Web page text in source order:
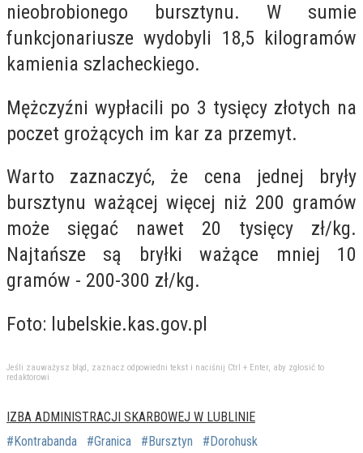
nieobrobionego bursztynu. W sumie
funkcjonariusze wydobyli 18,5 kilogramów
kamienia szlacheckiego.
Mężczyźni wypłacili po 3 tysięcy złotych na
poczet grożących im kar za przemyt.
Warto zaznaczyć, że cena jednej bryły
bursztynu ważącej więcej niż 200 gramów
może sięgać nawet 20 tysięcy zł/kg.
Najtańsze są bryłki ważące mniej 10
gramów - 200-300 zł/kg.
Foto: lubelskie.kas.gov.pl
Jeśli zauważysz błąd, zaznacz odpowiedni tekst i naciśnij Ctrl + Enter, aby zgłosić to
redaktorowi
IZBA ADMINISTRACJI SKARBOWEJ W LUBLINIE
#Kontrabanda
#Granica #Bursztyn #Dorohusk